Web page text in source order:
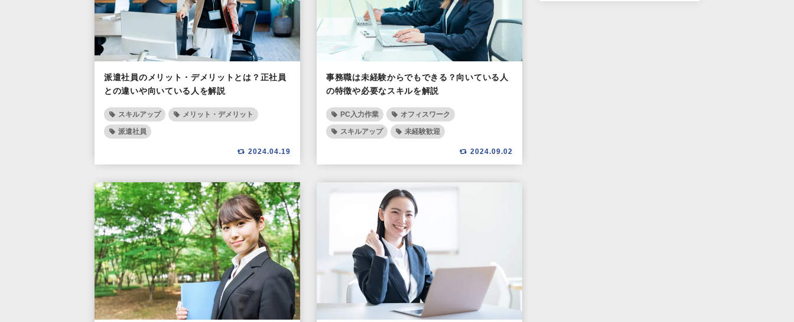
派遣社員のメリット・デメリットとは？正社員
との違いや向いている人を解説
スキルアップ メリット・デメリット
派遣社員
2024.04.19
事務職は未経験からでもできる？向いている人
の特徴や必要なスキルを解説
PC入力作業 オフィスワーク
スキルアップ 未経験歓迎
2024.09.02